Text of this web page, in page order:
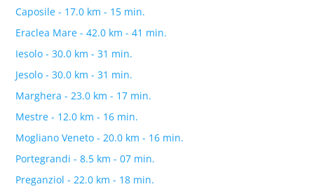
Caposile - 17.0 km - 15 min.
Eraclea Mare - 42.0 km - 41 min.
Iesolo - 30.0 km - 31 min.
Jesolo - 30.0 km - 31 min.
Marghera - 23.0 km - 17 min.
Mestre - 12.0 km - 16 min.
Mogliano Veneto - 20.0 km - 16 min.
Portegrandi - 8.5 km - 07 min.
Preganziol - 22.0 km - 18 min.